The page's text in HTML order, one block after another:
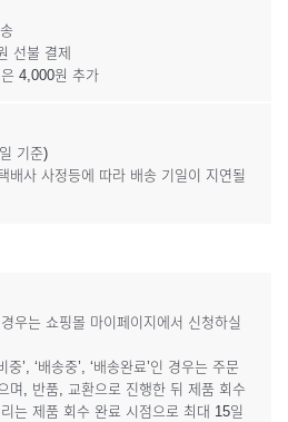
선불 결제
4,000원 추가
기준)
사 사정등에 따라 배송 기일이 지연될
우는 쇼핑몰 마이페이지에서 신청하실
’, ‘배송중’, ‘배송완료’인 경우는 주문
며, 반품, 교환으로 진행한 뒤 제품 회수
는 제품 회수 완료 시점으로 최대 15일